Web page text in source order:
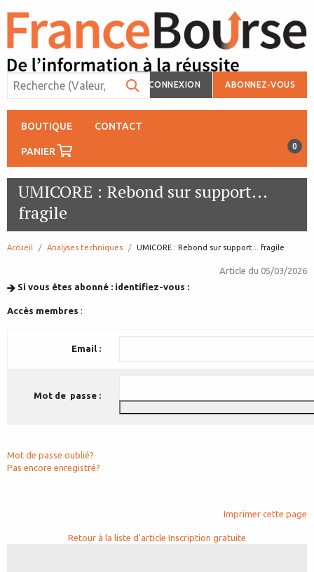
CONNEXION ABONNEZ-VOUS
BOUTIQUE CONTACT
PANIER 0
UMICORE : Rebond sur support...
fragile
Accueil Analyses techniques page:
UMICORE : Rebond sur support... fragile
Article du 05/03/2026
Si vous êtes abonné : identifiez-vous :
Accès membres :
Email :
Mot de passe :
Mot de passe oublié?
Pas encore enregistré?
Imprimer cette page
Retour à la liste d'article Inscription gratuite